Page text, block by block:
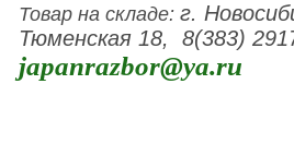
Товар на складе:г.
Тюменская 18, 8(383)
japanrazbor@ya.ru